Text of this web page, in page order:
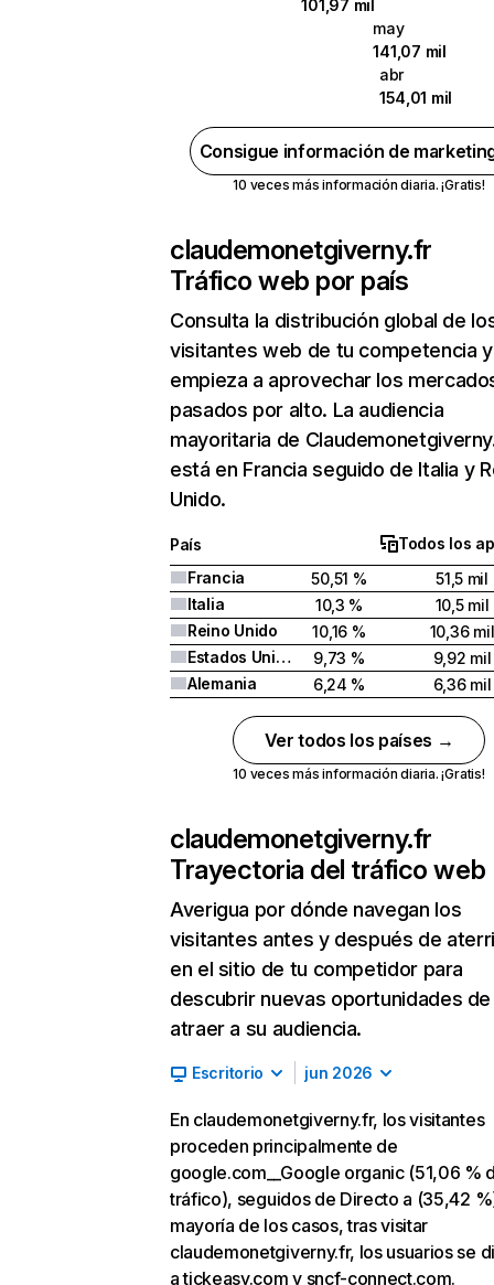
101,97 mil
may
141,07 mil
abr
154,01 mil
Consigue información de
10 veces más información diaria. ¡Gratis!
claudemonetgiverny.fr
Tráfico web por país
Consulta la distribución global de
visitantes web de tu competencia y
empieza a aprovechar los
pasados por alto. La audiencia
mayoritaria de
está en Francia seguido de Italia y
Unido.
País
Todos los
Francia
50,51 %
51,5 mil
Italia
10,3 %
10,5 mil
Reino Unido
10,16 %
10,36 mil
Estados Unidos
9,73 %
9,92 mil
Alemania
6,24 % 6,36 mil
Ver todos los países →
10 veces más información diaria. ¡Gratis!
claudemonetgiverny.fr
Trayectoria del tráfico web
Averigua por dónde navegan los
visitantes antes y después de
en el sitio de tu competidor para
descubrir nuevas oportunidades de
atraer a su audiencia.
Escritorio jun 2026
En claudemonetgiverny.fr, los visitantes
proceden principalmente de
google.com__Google organic (51,06 %
tráfico), seguidos de Directo a (35,42
mayoría de los casos, tras visitar
claudemonetgiverny.fr, los usuarios se
a tickeasy.com y sncf-connect.com.